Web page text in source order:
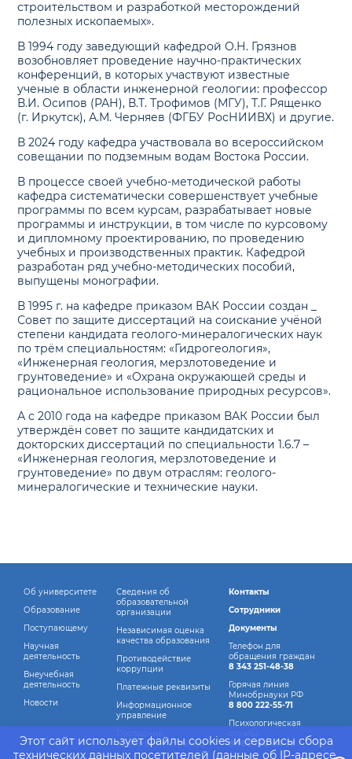
Этот сайт использует файлы cookies и сервисы сбора
технических данных посетителей (данные об IP-адресе,
строительством и разработкой месторождений
полезных ископаемых».
В 1994 году заведующий кафедрой О.Н. Грязнов
возобновляет проведение научно-практических
конференций, в которых участвуют известные
ученые в области инженерной геологии: профессор
В.И. Осипов (РАН), В.Т. Трофимов (МГУ), Т.Г. Рященко
(г. Иркутск), А.М. Черняев (ФГБУ РосНИИВХ) и другие.
В 2024 году кафедра участвовала во всероссийском
совещании по подземным водам Востока России.
В процессе своей учебно-методической работы
кафедра систематически совершенствует учебные
программы по всем курсам, разрабатывает новые
программы и инструкции, в том числе по курсовому
и дипломному проектированию, по проведению
учебных и производственных практик. Кафедрой
разработан ряд учебно-методических пособий,
выпущены монографии.
В 1995 г. на кафедре приказом ВАК России создан _
Совет по защите диссертаций на соискание учёной
степени кандидата геолого-минералогических наук
по трём специальностям: «Гидрогеология»,
«Инженерная геология, мерзлотоведение и
грунтоведение» и «Охрана окружающей среды и
рациональное использование природных ресурсов».
А с 2010 года на кафедре приказом ВАК России был
утверждён совет по защите кандидатских и
докторских диссертаций по специальности 1.6.7 –
«Инженерная геология, мерзлотоведение и
грунтоведение» по двум отраслям: геолого-
минералогические и технические науки.
Об университете
Образование
Поступающему
Научная
деятельность
Внеучебная
деятельность
Новости
Сведения об
образовательной
организации
Независимая оценка
качества образования
Противодействие
коррупции
Платежные реквизиты
Информационное
управление
обновления страниц
Контакты
Сотрудники
Документы
Телефон для
обращения граждан
8 343 251-48-38
Горячая линия
Минобрнауки РФ
8 800 222-55-71
Психологическая
8 982 760-44-14